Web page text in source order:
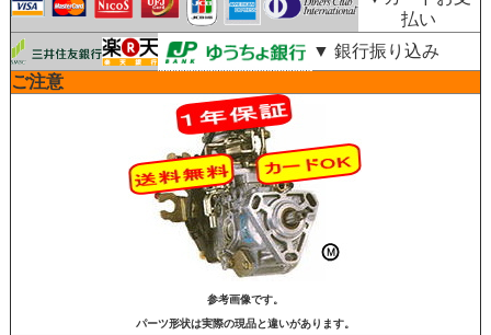
払い
▼ 銀行振り込み
ご注意
参考画像です。
パーツ形状は実際の現品と違いがあります。